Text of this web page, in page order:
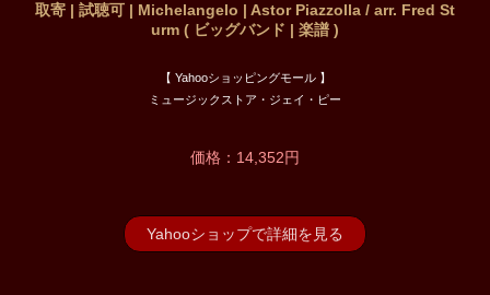
取寄 | 試聴可 | Michelangelo | Astor Piazzolla / arr. Fred St
urm ( ビッグバンド | 楽譜 )
【 Yahooショッピングモール 】
ミュージックストア・ジェイ・ピー
価格：14,352円
Yahooショップで詳細を見る